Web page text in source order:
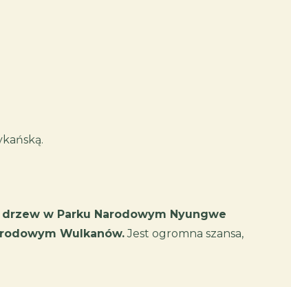
w Parku Narodowym Nyungwe
Wulkanów.Jest ogromna szansa,